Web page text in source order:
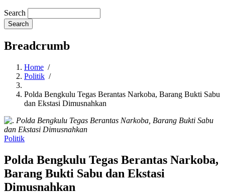
Search
Breadcrumb
Home /
Politik /
Polda Bengkulu Tegas Berantas Narkoba, Barang Bukti Sabu
dan Ekstasi Dimusnahkan
Polda Bengkulu Tegas Berantas Narkoba, Barang Bukti Sabu
dan Ekstasi Dimusnahkan
Politik
Polda Bengkulu Tegas Berantas Narkoba,
Barang Bukti Sabu dan Ekstasi
Dimusnahkan